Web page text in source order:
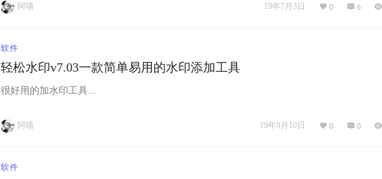
阿喵 19年7月3日 0 6
软件
轻松水印v7.03一款简单易用的水印添加工具
很好用的加水印工具...
阿喵 19年9月10日 0 0
软件